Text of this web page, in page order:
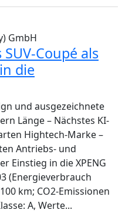
GmbH
SUV-Coupé als
die
und ausgezeichnete
Länge – Nächstes KI-
Hightech-Marke –
Antriebs- und
Einstieg in die XPENG
(Energieverbrauch
km; CO2-Emissionen
A, Werte...